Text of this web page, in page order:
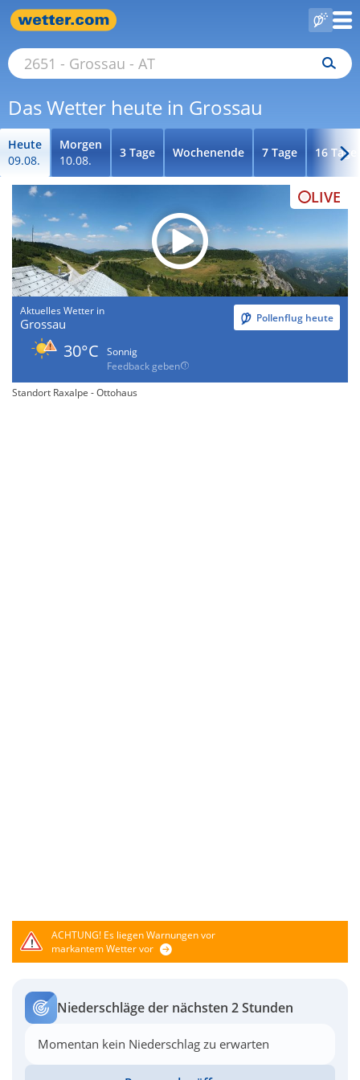
Das Wetter heute in Grossau
Heute
09.08.
Morgen
10.08.
3 Tage Wochenende 7 Tage 16 Tage
LIVE
Aktuelles Wetter in
Grossau Pollenflug heute
30°C
Sonnig
Feedback geben
Standort Raxalpe - Ottohaus
ACHTUNG!Es liegen Warnungen vor
markantem Wetter vor
Niederschläge der nächsten 2 Stunden
Momentan kein Niederschlag zu erwarten